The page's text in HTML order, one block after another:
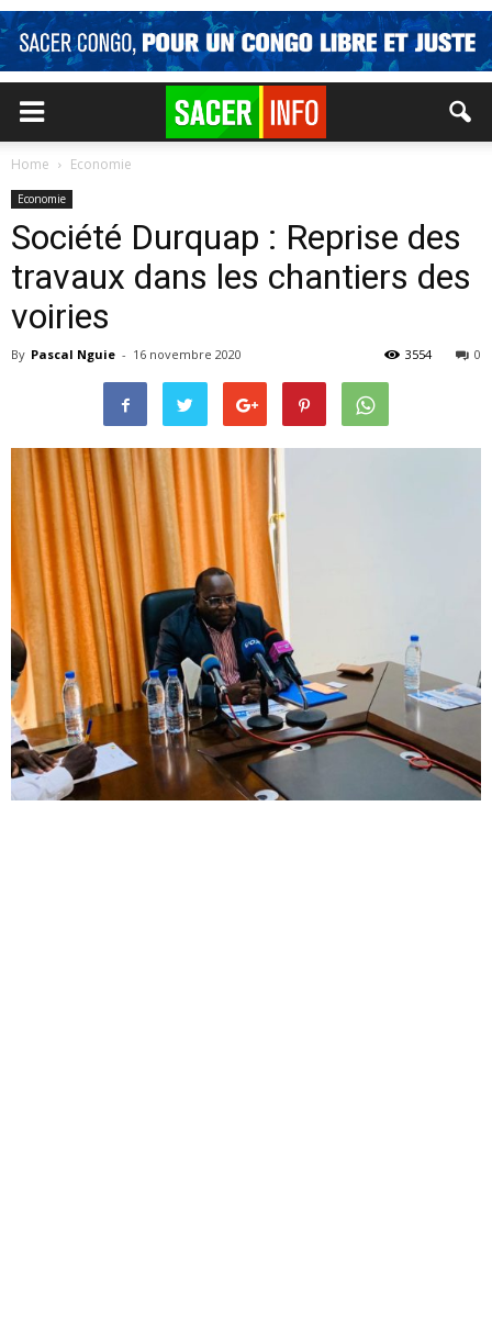
Home Economie
Economie
Société Durquap : Reprise des
travaux dans les chantiers des
voiries
By Pascal Nguie - 16 novembre 2020 0
3554